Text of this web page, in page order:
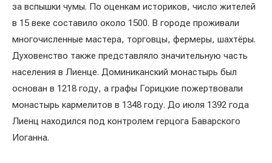
за вспышки чумы. По оценкам историков, число жителей
в 15 веке составило около 1500. В городе проживали
многочисленные мастера, торговцы, фермеры, шахтёры.
Духовенство также представляло значительную часть
населения в Лиенце. Доминиканский монастырь был
основан в 1218 году, а графы Горицкие пожертвовали
монастырь кармелитов в 1348 году. До июля 1392 года
Лиенц находился под контролем герцога Баварского
Иоганна.